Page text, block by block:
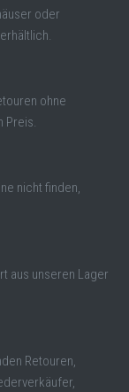
oder
ohne
Preis.
nicht finden,
aus unseren Lager
Retouren,